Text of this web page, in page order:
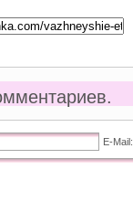
E-Mail: